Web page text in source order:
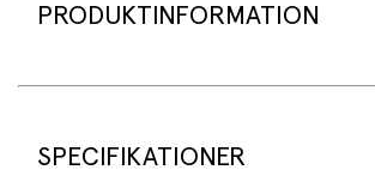
PRODUKTINFORMATION
Dessa skedar är speciellt utvecklade för
SPECIFIKATIONER